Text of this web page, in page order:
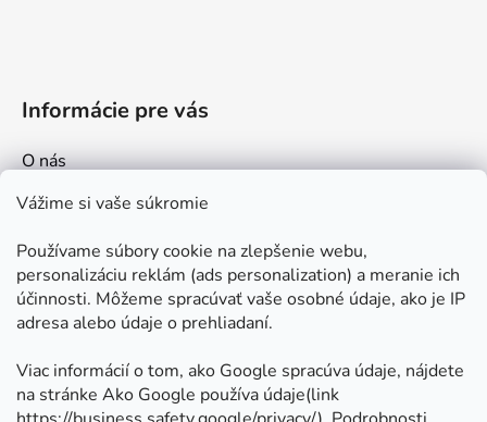
Vážime si vaše súkromie
Používame súbory cookie na zlepšenie webu,
personalizáciu reklám (ads personalization) a meranie ich
účinnosti. Môžeme spracúvať vaše osobné údaje, ako je IP
adresa alebo údaje o prehliadaní.
Viac informácií o tom, ako Google spracúva údaje, nájdete
na stránke Ako Google používa údaje(link
Informácie pre vás
O nás
Kontakt
Ako nakupovať
Obchodné podmienky
Ochrana osobných údajov
Odstúpenie od zmluvy